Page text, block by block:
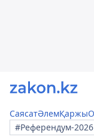
СаясатӘлемҚаржы
#Референдум-2026